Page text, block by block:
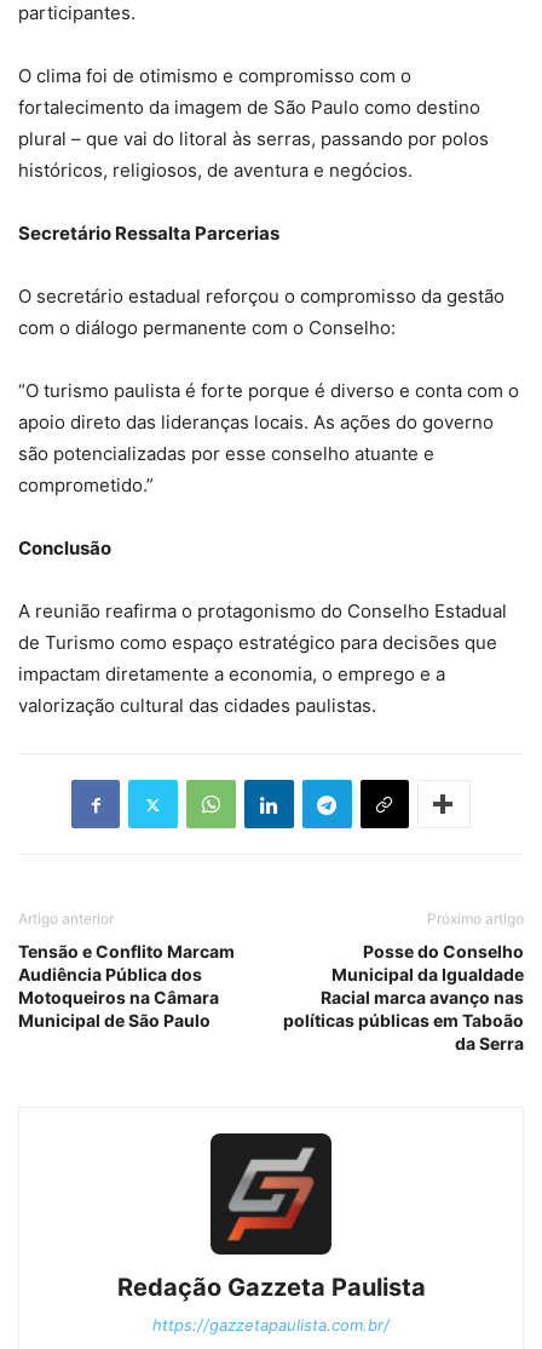
participantes.
O clima foi de otimismo e compromisso com o
fortalecimento da imagem de São Paulo como destino
plural – que vai do litoral às serras, passando por polos
históricos, religiosos, de aventura e negócios.
Secretário Ressalta Parcerias
O secretário estadual reforçou o compromisso da gestão
com o diálogo permanente com o Conselho:
“O turismo paulista é forte porque é diverso e conta com o
apoio direto das lideranças locais. As ações do governo
são potencializadas por esse conselho atuante e
comprometido.”
Conclusão
A reunião reafirma o protagonismo do Conselho Estadual
de Turismo como espaço estratégico para decisões que
impactam diretamente a economia, o emprego e a
valorização cultural das cidades paulistas.
Artigo anterior
Tensão e Conflito Marcam
Audiência Pública dos
Motoqueiros na Câmara
Municipal de São Paulo
Próximo artigo
Posse do Conselho
Municipal da Igualdade
Racial marca avanço nas
políticas públicas em Taboão
da Serra
Redação Gazzeta Paulista
https://gazzetapaulista.com.br/